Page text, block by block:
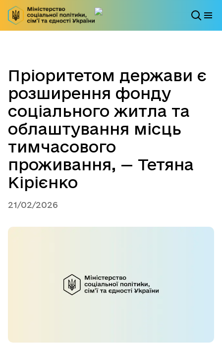
Пріоритетом держави є
розширення фонду
соціального житла та
облаштування місць
тимчасового
проживання, — Тетяна
Кірієнко
21/02/2026